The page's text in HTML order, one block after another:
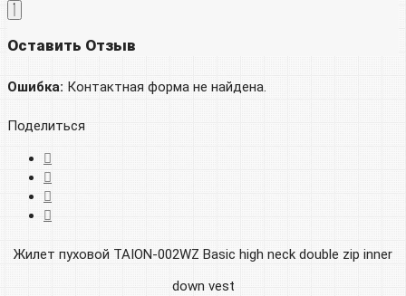
Оставить Отзыв
Ошибка: Контактная форма не найдена.
Поделиться
Жилет пуховой TAION-002WZ Basic high neck double zip inner
down vest